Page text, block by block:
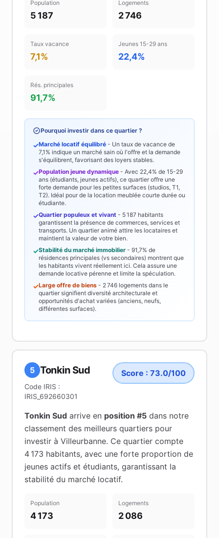
Population
5 187
Logements
2 746
Taux vacance
7,1%
Jeunes 15-29 ans
22,4%
Rés. principales
91,7%
Pourquoi investir dans ce quartier ?
✓Marché locatif équilibré - Un taux de vacance de
7,1% indique un marché sain où l'offre et la demande
s'équilibrent, favorisant des loyers stables.
✓Population jeune dynamique - Avec 22,4% de 15-29
ans (étudiants, jeunes actifs), ce quartier offre une
forte demande pour les petites surfaces (studios, T1,
T2). Idéal pour de la location meublée courte durée ou
étudiante.
✓Quartier populeux et vivant - 5 187 habitants
garantissent la présence de commerces, services et
transports. Un quartier animé attire les locataires et
maintient la valeur de votre bien.
✓Stabilité du marché immobilier - 91,7% de
résidences principales (vs secondaires) montrent que
les habitants vivent réellement ici. Cela assure une
demande locative pérenne et limite la spéculation.
✓Large offre de biens - 2 746 logements dans le
quartier signifient diversité architecturale et
opportunités d'achat variées (anciens, neufs,
différentes surfaces).
5 Tonkin Sud
Code IRIS :
IRIS_692660301
Score : 73.0/100
Tonkin Sud arrive en position #5 dans notre
classement des meilleurs quartiers pour
investir à Villeurbanne. Ce quartier compte
4 173 habitants, avec une forte proportion de
jeunes actifs et étudiants, garantissant la
stabilité du marché locatif.
Population
4 173
Logements
2 086